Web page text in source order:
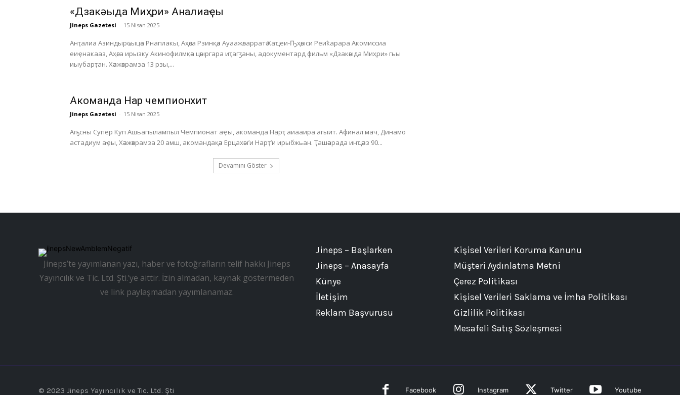
«Дзакәыда Миҳри» Анҭалиаҿы
Jineps Gazetesi - 15 Nisan 2025
Анҭалиа Азиндырҩыцәа Рнаплакы, Аҳәса Рзинқәа Ауаажәларратә Хаҵеи-Ҧҳәыси Реиҟарара Акомиссиа
еиҿнакааз, Аҳәса ирызку Акинофилмқәа цәыргара иҭагӡаны, адокументард фильм «Дзакәыда Миҳри» гьы
иыубарҭан. Хәажәкрамза 13 рзы,...
Акоманда Нарҭ чемпионхит
Jineps Gazetesi - 15 Nisan 2025
Аҧсны Супер Куп Ашьапылампыл Чемпионат аҿы, акоманда Нарҭ аиааира агыит. Афинал мач, Динамо
астадиум аҿы, Хәажәкрамза 20 амш, акомандақәа Ерцахәы’и Нарҭ’и ирыбжьан. Ҭашәарада инҵәаз 90...
Devamını Göster
Jineps’te yayımlanan yazı, haber ve fotoğrafların telif hakkı Jineps
Yayıncılık ve Tic. Ltd. Şti.’ye aittir. İzin almadan, kaynak göstermeden
ve link paylaşmadan yayımlanamaz.
Jineps – Başlarken
Jineps – Anasayfa
Künye
İletişim
Reklam Başvurusu
Kişisel Verileri Koruma Kanunu
Müşteri Aydınlatma Metni
Çerez Politikası
Kişisel Verileri Saklama ve İmha Politikası
Gizlilik Politikası
Mesafeli Satış Sözleşmesi
© 2023 Jineps Yayıncılık ve Tic. Ltd. Şti Facebook Instagram Twitter Youtube